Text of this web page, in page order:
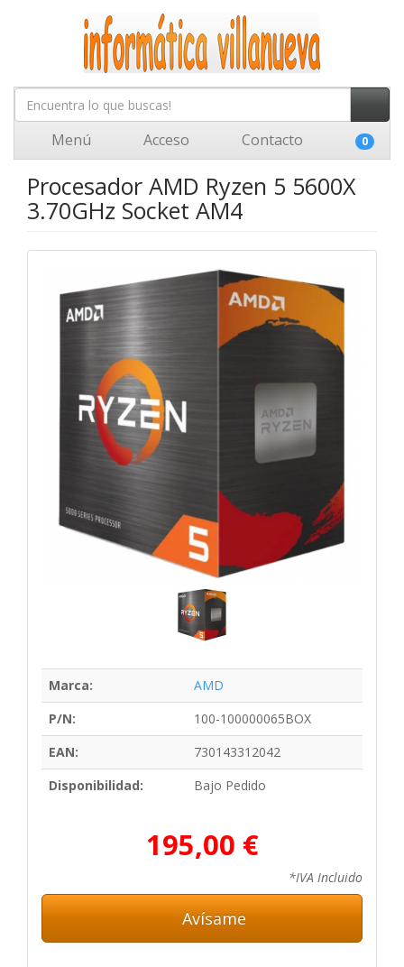
Menú Acceso Contacto 0
Procesador AMD Ryzen 5 5600X
3.70GHz Socket AM4
Marca:
AMD
P/N:
100-100000065BOX
EAN:
730143312042
Disponibilidad:
Bajo Pedido
195,00 €
*IVA Incluido
Avísame